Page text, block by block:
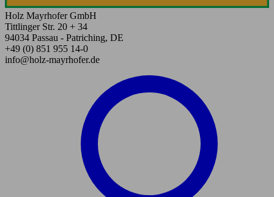
Holz Mayrhofer GmbH
Tittlinger Str. 20 + 34
94034 Passau - Patriching, DE
+49 (0) 851 955 14-0
info@holz-mayrhofer.de